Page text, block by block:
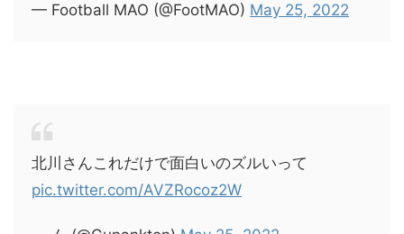
— Football MAO (@FootMAO) May 25, 2022
北川さんこれだけで面白いのズルいって
pic.twitter.com/AVZRocoz2W